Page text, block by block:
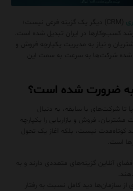
(CRM) دیگر یک گزینه فرعی نیست؛
کسب‌وکارها در ایران تبدیل شده است.
و نیاز به مدیریت یکپارچه فروش و
شرکت‌ها به سرعت به سمت این
تا شرکت‌های با سابقه، به دنبال
فروش و بازاریابی را یکپارچه
کوتاه‌مدت نیست، بلکه آغاز یک تحول
است.
آنلاین گزینه‌های متعددی دارند و به
از سازمان‌ها دید کامل نسبت به رفتار